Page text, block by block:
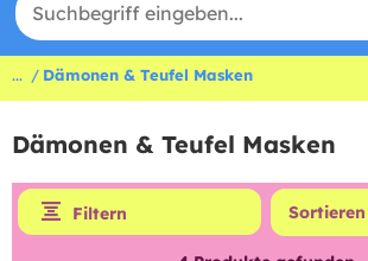
... Dämonen & Teufel Masken
Dämonen & Teufel Masken
Filtern